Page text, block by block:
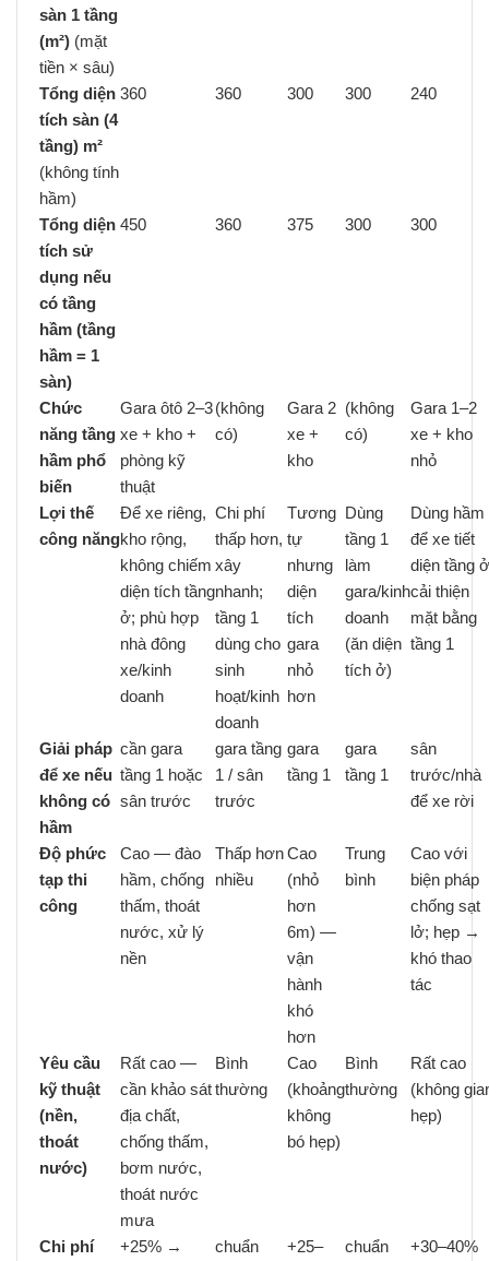
sàn 1 tầng
(m²) (mặt
tiền × sâu)
Tổng diện
tích sàn (4
tầng) m²
(không tính
hầm)
360 360 300 300 240
Tổng diện
tích sử
dụng nếu
có tầng
hầm (tầng
hầm = 1
sàn)
450 360 375 300 300
Chức
năng tầng
hầm phổ
biến
Gara ôtô 2–3
xe + kho +
phòng kỹ
thuật
(không
có)
Gara 2
xe +
kho
(không
có)
Gara 1–2
xe + kho
nhỏ
Lợi thế
công năng
Để xe riêng,
kho rộng,
không chiếm
diện tích tầng
ở; phù hợp
nhà đông
xe/kinh
doanh
Chi phí
thấp hơn,
xây
nhanh;
tầng 1
dùng cho
sinh
hoạt/kinh
doanh
Tương
tự
nhưng
diện
tích
gara
nhỏ
hơn
Dùng
tầng 1
làm
gara/kinh
doanh
(ăn diện
tích ở)
Dùng hầm
để xe tiết
diện tầng
cải thiện
mặt bằng
tầng 1
Giải pháp
để xe nếu
không có
hầm
cần gara
tầng 1 hoặc
sân trước
gara tầng
1 / sân
trước
gara
tầng 1
gara
tầng 1
sân
trước/nhà
để xe rời
Độ phức
tạp thi
công
Cao — đào
hầm, chống
thấm, thoát
nước, xử lý
nền
Thấp hơn
nhiều
Cao
(nhỏ
hơn
6m) —
vận
hành
khó
hơn
Trung
bình
Cao với
biện pháp
chống sạt
lở; hẹp →
khó thao
tác
Yêu cầu
kỹ thuật
(nền,
thoát
nước)
Rất cao —
cần khảo sát
địa chất,
chống thấm,
bơm nước,
thoát nước
mưa
Bình
thường
Cao
(khoảng
không
bó hẹp)
Bình
thường
Rất cao
(không
hẹp)
Chi phí
+25% →
chuẩn
+25–
chuẩn
+30–40%